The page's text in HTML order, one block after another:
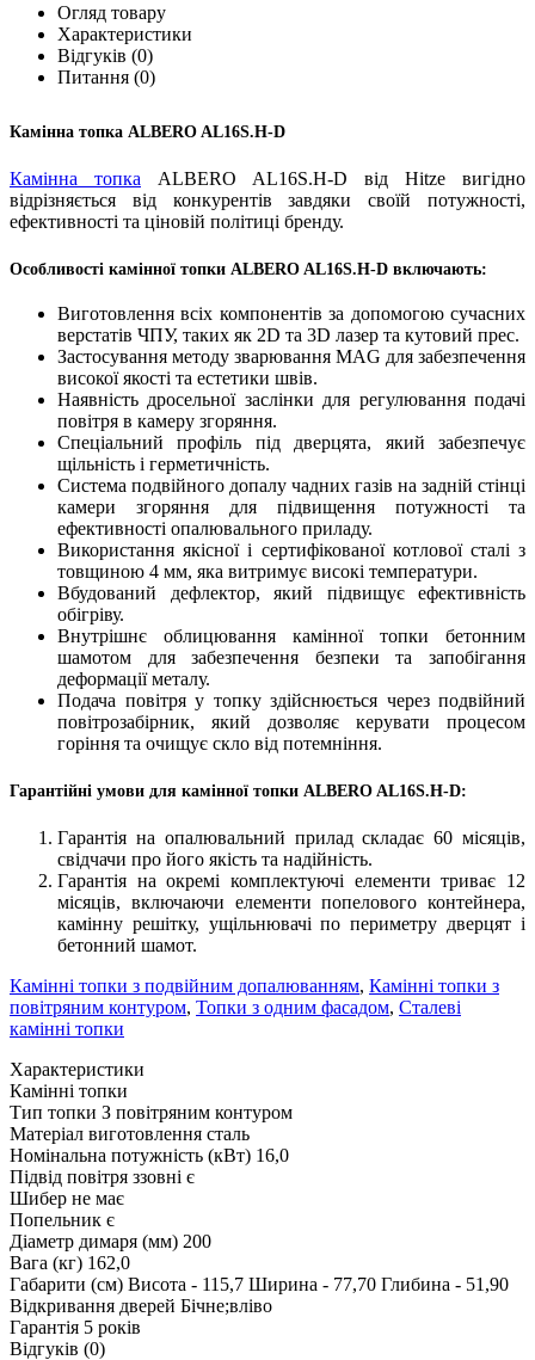
Огляд товару
Характеристики
Відгуків (0)
Питання (0)
Камінна топка ALBERO AL16S.H-D
Камінна топка ALBERO AL16S.H-D від Hitze вигідно
відрізняється від конкурентів завдяки своїй потужності,
ефективності та ціновій політиці бренду.
Особливості камінної топки ALBERO AL16S.H-D включають:
Виготовлення всіх компонентів за допомогою сучасних
верстатів ЧПУ, таких як 2D та 3D лазер та кутовий прес.
Застосування методу зварювання MAG для забезпечення
високої якості та естетики швів.
Наявність дросельної заслінки для регулювання подачі
повітря в камеру згоряння.
Спеціальний профіль під дверцята, який забезпечує
щільність і герметичність.
Система подвійного допалу чадних газів на задній стінці
камери згоряння для підвищення потужності та
ефективності опалювального приладу.
Використання якісної і сертифікованої котлової сталі з
товщиною 4 мм, яка витримує високі температури.
Вбудований дефлектор, який підвищує ефективність
обігріву.
Внутрішнє облицювання камінної топки бетонним
шамотом для забезпечення безпеки та запобігання
деформації металу.
Подача повітря у топку здійснюється через подвійний
повітрозабірник, який дозволяє керувати процесом
горіння та очищує скло від потемніння.
Гарантійні умови для камінної топки ALBERO AL16S.H-D:
Гарантія на опалювальний прилад складає 60 місяців,
свідчачи про його якість та надійність.
Гарантія на окремі комплектуючі елементи триває 12
місяців, включаючи елементи попелового контейнера,
камінну решітку, ущільнювачі по периметру дверцят і
бетонний шамот.
Камінні топки з подвійним допалюванням, Камінні топки з
повітряним контуром, Топки з одним фасадом, Сталеві
камінні топки
Характеристики
Камінні топки
Тип топки З повітряним контуром
Матеріал виготовлення сталь
Номінальна потужність (кВт) 16,0
Підвід повітря ззовні є
Шибер не має
Попельник є
Діаметр димаря (мм) 200
Вага (кг) 162,0
Габарити (см) Висота - 115,7 Ширина - 77,70 Глибина - 51,90
Відкривання дверей Бічне;вліво
Гарантія 5 років
Відгуків (0)